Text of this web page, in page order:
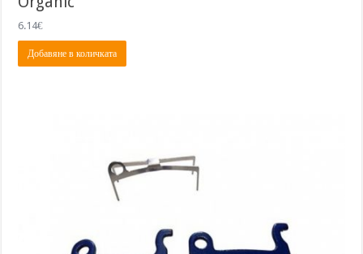
6.14€
Добавяне в количката